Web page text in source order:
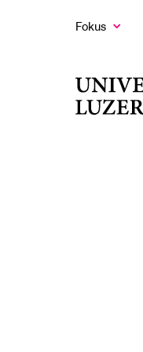
FokusZeige
Sie haben